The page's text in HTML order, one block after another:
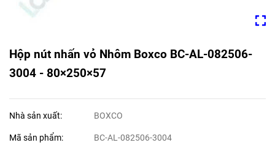
Hộp nút nhấn vỏ Nhôm Boxco BC-AL-082506-
3004 - 80×250×57
Nhà sản xuất: BOXCO
Mã sản phẩm: BC-AL-082506-3004